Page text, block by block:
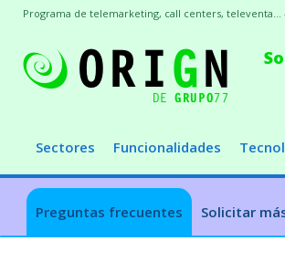
Sectores Funcionalidades
Preguntas frecuentes Solicitar
Programa de telemarketing, call centers,